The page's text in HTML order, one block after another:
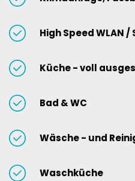
High Speed WLAN /
Küche - voll
Bad & WC
Wäsche - und
Waschküche